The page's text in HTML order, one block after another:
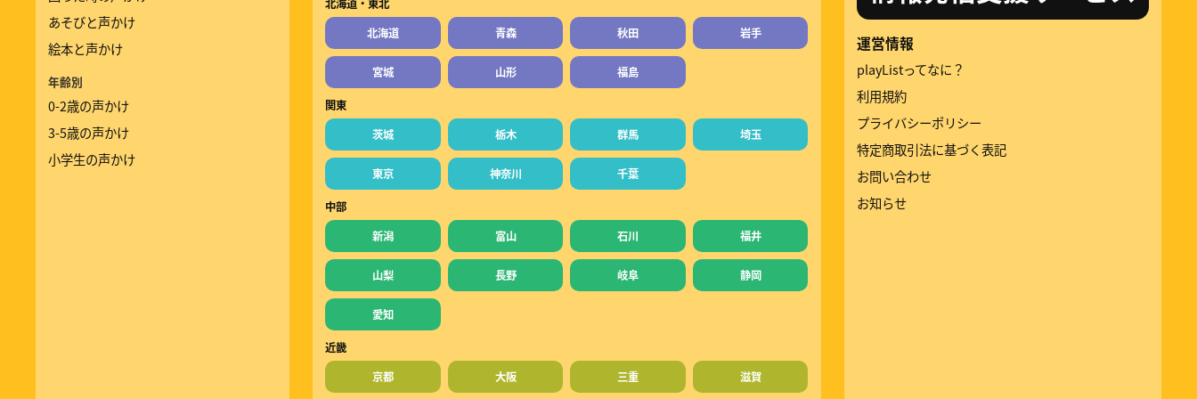
あそびと声かけ
絵本と声かけ
年齢別
0-2歳の声かけ
3-5歳の声かけ
小学生の声かけ
北海道・東北
北海道
青森 秋田 岩手
宮城 山形 福島
関東
茨城
栃木 群馬 埼玉
東京 神奈川 千葉
中部
新潟
富山 石川 福井
山梨 長野 岐阜 静岡
愛知
近畿
京都
大阪 三重 滋賀
運営情報
playListってなに？
利用規約
プライバシーポリシー
特定商取引法に基づく表記
お問い合わせ
お知らせ